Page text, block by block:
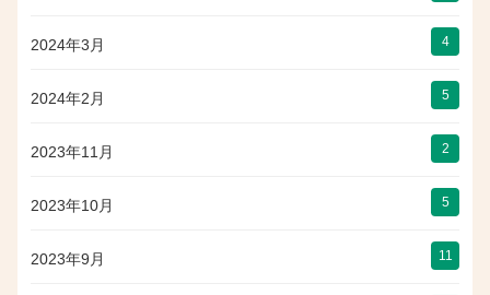
2024年3月 4
2024年2月 5
2023年11月 2
2023年10月 5
2023年9月 11